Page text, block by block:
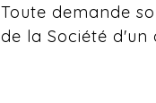
Toute demande
de la Société d'un